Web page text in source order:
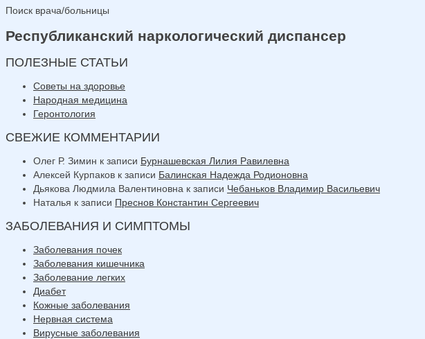
Поиск врача/больницы
Республиканский наркологический диспансер
ПОЛЕЗНЫЕ СТАТЬИ
Советы на здоровье
Народная медицина
Геронтология
СВЕЖИЕ КОММЕНТАРИИ
Олег Р. Зимин к записи Бурнашевская Лилия Равилевна
Алексей Курпаков к записи Балинская Надежда Родионовна
Дьякова Людмила Валентиновна к записи Чебаньков Владимир Васильевич
Наталья к записи Преснов Константин Сергеевич
ЗАБОЛЕВАНИЯ И СИМПТОМЫ
Заболевания почек
Заболевания кишечника
Заболевание легких
Диабет
Кожные заболевания
Нервная система
Вирусные заболевания